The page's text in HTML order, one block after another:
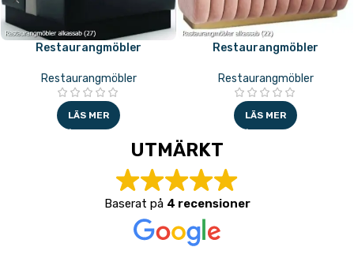
Restaurangmöbler
Restaurangmöbler
LÄS MER
Restaurangmöbler
Restaurangmöbler
LÄS MER
UTMÄRKT
Baserat på 4 recensioner